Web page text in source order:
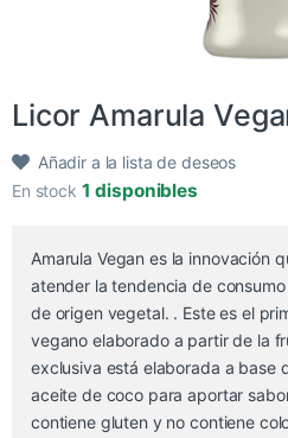
Licor Amarula
Añadir a la lista de deseos
En stock 1 disponibles
Amarula Vegan es la innovación
atender la tendencia de
de origen vegetal. . Este es el
vegano elaborado a partir de la
exclusiva está elaborada a base
aceite de coco para aportar
contiene gluten y no contiene